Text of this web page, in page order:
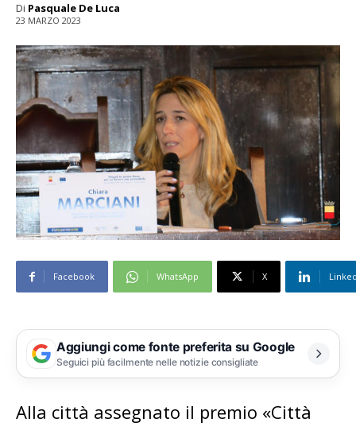
Di Pasquale De Luca
23 MARZO 2023
Facebook WhatsApp X
Aggiungi come fonte preferita su Google
Seguici più facilmente nelle notizie consigliate
Alla città assegnato il premio «Città